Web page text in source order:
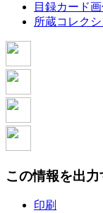
目録カード
所蔵コレク
この情報を出力
印刷